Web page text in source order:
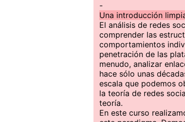
-
Una introducción
El análisis de redes
comprender las
comportamientos
penetración de las
menudo, analizar
hace sólo unas
escala que podemos
la teoría de redes
teoría.
En este curso